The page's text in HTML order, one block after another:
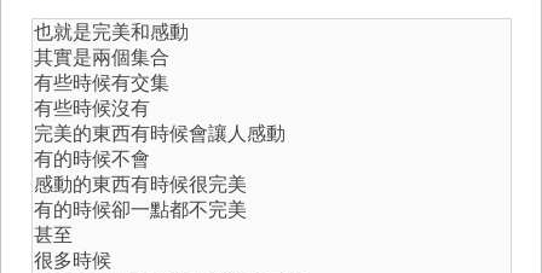
也就是完美和感動
其實是兩個集合
有些時候有交集
有些時候沒有
完美的東西有時候會讓人感動
有的時候不會
感動的東西有時候很完美
有的時候卻一點都不完美
甚至
很多時候